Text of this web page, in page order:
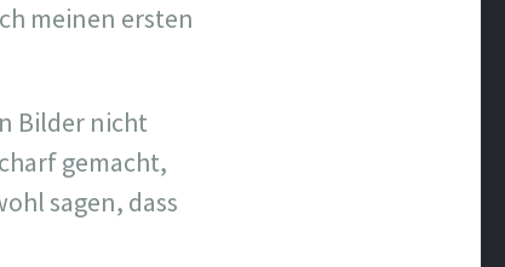
meinen ersten
Bilder nicht
gemacht,
sagen, dass